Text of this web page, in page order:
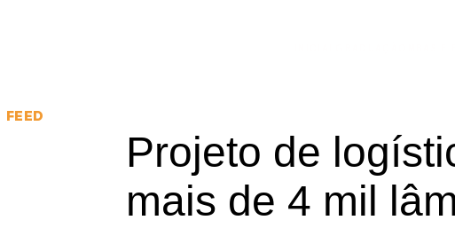
FEED
Projeto de
mais de 4 mil